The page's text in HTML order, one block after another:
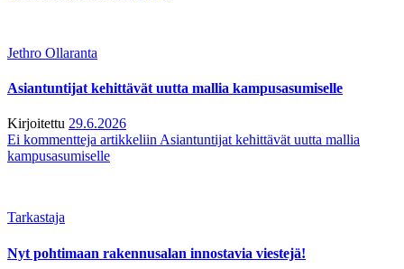
Jethro Ollaranta
Asiantuntijat kehittävät uutta mallia kampusasumiselle
Kirjoitettu 29.6.2026
Ei kommentteja artikkeliin Asiantuntijat kehittävät uutta mallia
kampusasumiselle
Tarkastaja
Nyt pohtimaan rakennusalan innostavia viestejä!